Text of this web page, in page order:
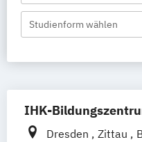
Studienform wählen
IHK-
Dresden Zittau